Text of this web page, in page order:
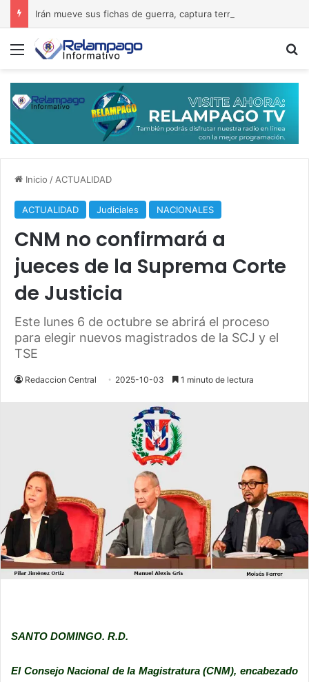
Menú
Inicio / ACTUALIDAD
ACTUALIDAD Judiciales NACIONALES
CNM no confirmará a
jueces de la Suprema Corte
de Justicia
Este lunes 6 de octubre se abrirá el proceso
para elegir nuevos magistrados de la SCJ y el
TSE
Redaccion Central 2025-10-03 1 minuto de lectura
SANTO DOMINGO. R.D.
El Consejo Nacional de la Magistratura (CNM), encabezado